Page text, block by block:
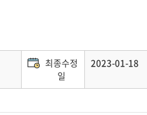
최종수정
일
2023-01-18